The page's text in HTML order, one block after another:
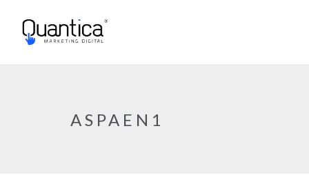
ASPAEN1